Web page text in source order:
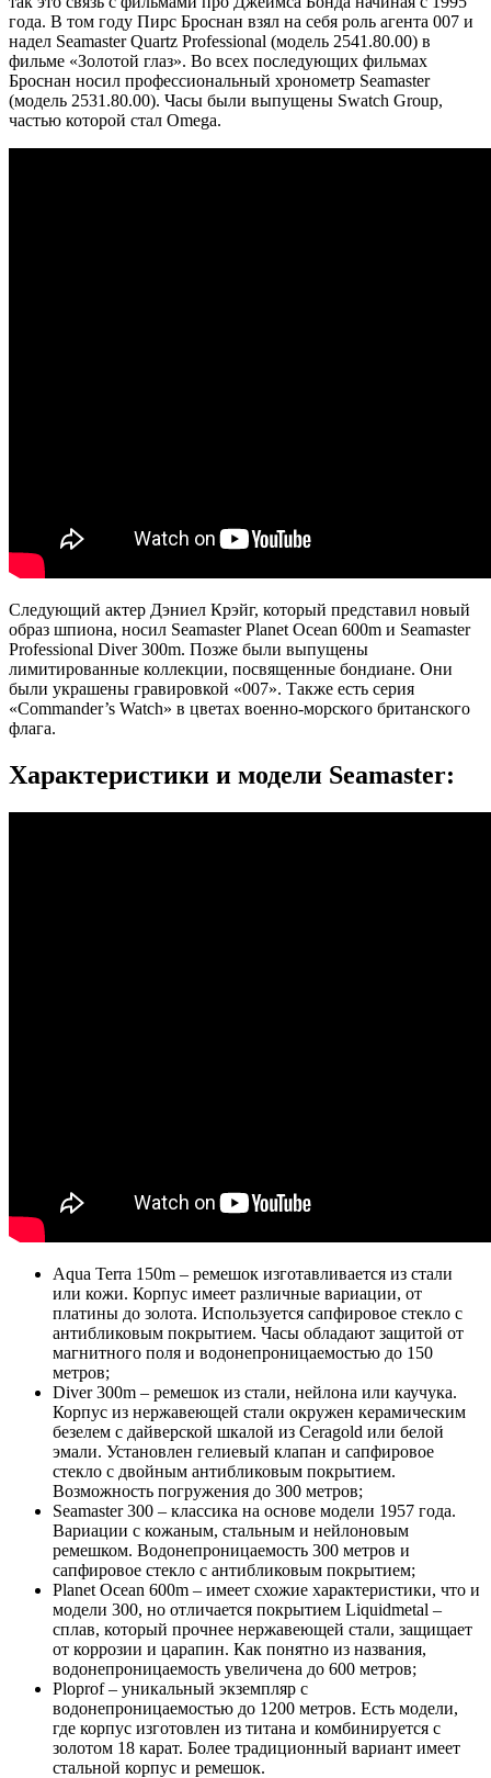
года. В том году Пирс Броснан взял на себя роль агента 007 и
надел Seamaster Quartz Professional (модель 2541.80.00) в
фильме «Золотой глаз». Во всех последующих фильмах
Броснан носил профессиональный хронометр Seamaster
(модель 2531.80.00). Часы были выпущены Swatch Group,
частью которой стал Omega.
Следующий актер Дэниел Крэйг, который представил новый
образ шпиона, носил Seamaster Planet Ocean 600m и Seamaster
Professional Diver 300m. Позже были выпущены
лимитированные коллекции, посвященные бондиане. Они
были украшены гравировкой «007». Также есть серия
«Commander’s Watch» в цветах военно-морского британского
флага.
Характеристики и модели Seamaster:
Aqua Terra 150m – ремешок изготавливается из стали
или кожи. Корпус имеет различные вариации, от
платины до золота. Используется сапфировое стекло с
антибликовым покрытием. Часы обладают защитой от
магнитного поля и водонепроницаемостью до 150
метров;
Diver 300m – ремешок из стали, нейлона или каучука.
Корпус из нержавеющей стали окружен керамическим
безелем с дайверской шкалой из Ceragold или белой
эмали. Установлен гелиевый клапан и сапфировое
стекло с двойным антибликовым покрытием.
Возможность погружения до 300 метров;
Seamaster 300 – классика на основе модели 1957 года.
Вариации с кожаным, стальным и нейлоновым
ремешком. Водонепроницаемость 300 метров и
сапфировое стекло с антибликовым покрытием;
Planet Ocean 600m – имеет схожие характеристики, что и
модели 300, но отличается покрытием Liquidmetal –
сплав, который прочнее нержавеющей стали, защищает
от коррозии и царапин. Как понятно из названия,
водонепроницаемость увеличена до 600 метров;
Ploprof – уникальный экземпляр с
водонепроницаемостью до 1200 метров. Есть модели,
где корпус изготовлен из титана и комбинируется с
золотом 18 карат. Более традиционный вариант имеет
стальной корпус и ремешок.